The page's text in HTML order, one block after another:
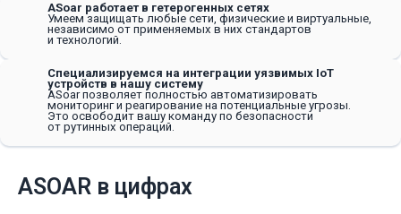
ASoar работает в гетерогенных сетях
Умеем защищать любые сети, физические и виртуальные,
независимо от применяемых в них стандартов
и технологий.
Специализируемся на интеграции уязвимых IoT
устройств в нашу систему
ASoar позволяет полностью автоматизировать
мониторинг и реагирование на потенциальные угрозы.
Это освободит вашу команду по безопасности
от рутинных операций.
ASOAR в цифрах